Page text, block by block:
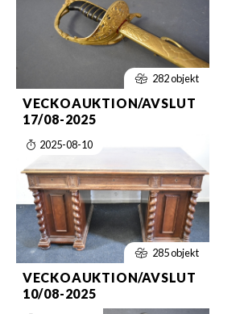
282 objekt
VECKOAUKTION/AVSLUT
17/08-2025
2025-08-10
285 objekt
VECKOAUKTION/AVSLUT
10/08-2025